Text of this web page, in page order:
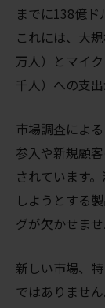
までに138億ド
これには、大
万人）とマイ
千人）への支
市場調査によ
参入や新規顧
されています
しようとする
グが欠かせませ
新しい市場、
ではありませ